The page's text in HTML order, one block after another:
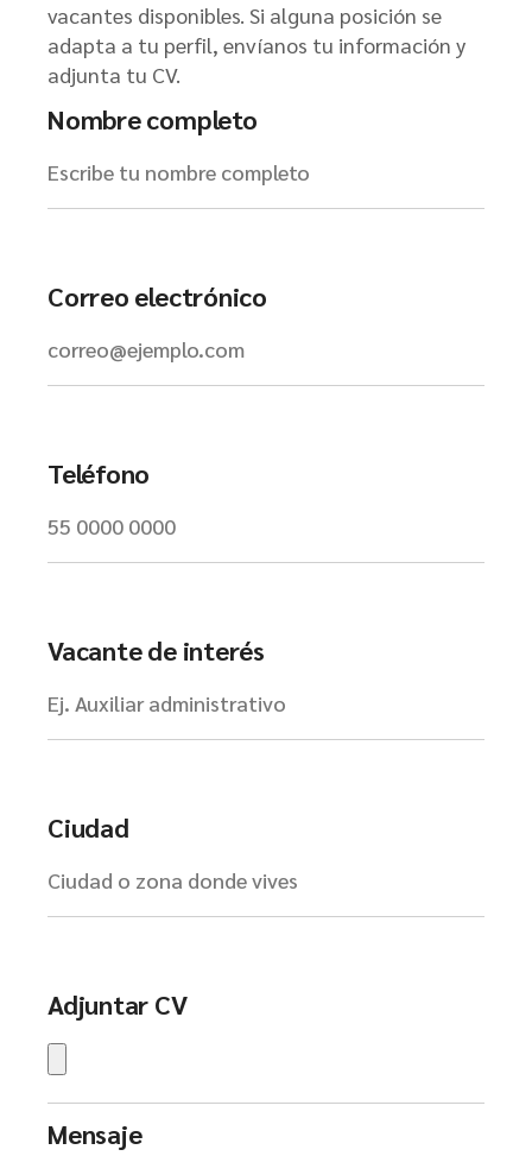
vacantes disponibles. Si alguna posición se
adapta a tu perfil, envíanos tu información y
adjunta tu CV.
Nombre completo
Correo electrónico
Teléfono
Vacante de interés
Ciudad
Adjuntar CV
Mensaje